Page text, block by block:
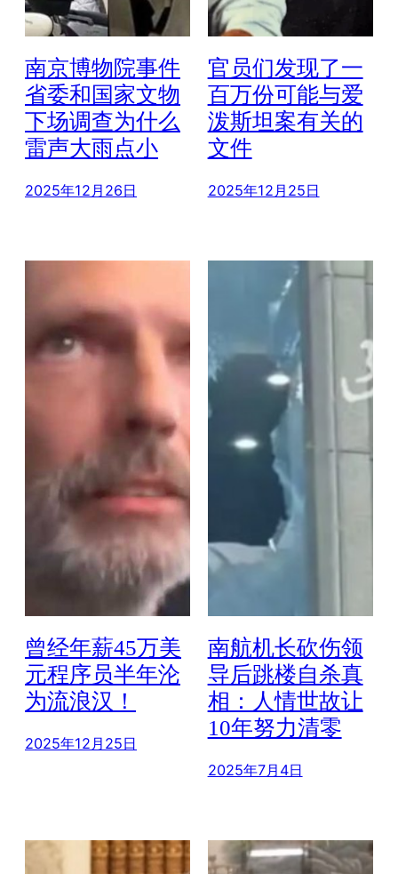
南京博物院事件
省委和国家文物
下场调查为什么
雷声大雨点小
2025年12月26日
官员们发现了一
百万份可能与爱
泼斯坦案有关的
文件
2025年12月25日
曾经年薪45万美
元程序员半年沦
为流浪汉！
2025年12月25日
南航机长砍伤领
导后跳楼自杀真
相：人情世故让
10年努力清零
2025年7月4日